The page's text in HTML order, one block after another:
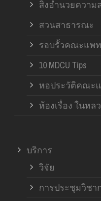
สิ่งอำนวยความ
สวนสาธารณะ
รอบรั้วคณะแพ
10 MDCU Tips
หอประวัติคณะ
ห้องเรื่อง ในหล
บริการ
วิจัย
การประชุมวิชา